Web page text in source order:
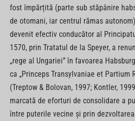
fost împărțită (parte sub stăpânire
de otomani, iar centrul rămas
devenit efectiv conducător al
1570, prin Tratatul de la Speyer, a
„rege al Ungariei” în favoarea
ca „Princeps Transylvaniae et Partium
(Treptow & Bolovan, 1997; Kontler,
marcată de eforturi de consolidare a
între puterile vecine și prin